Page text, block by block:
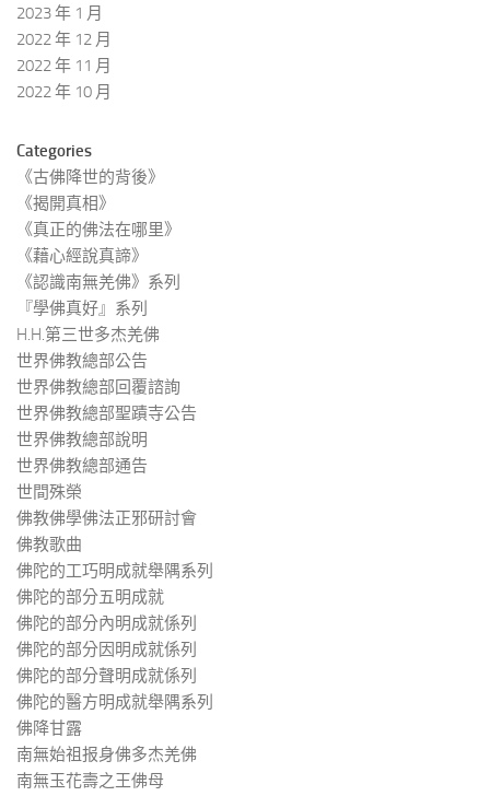
2023 年 1 月
2022 年 12 月
2022 年 11 月
2022 年 10 月
Categories
《古佛降世的背後》
《揭開真相》
《真正的佛法在哪里》
《藉心經說真諦》
《認識南無羌佛》系列
『學佛真好』系列
H.H.第三世多杰羌佛
世界佛教總部公告
世界佛教總部回覆諮詢
世界佛教總部聖蹟寺公告
世界佛教總部說明
世界佛教總部通告
世間殊榮
佛教佛學佛法正邪研討會
佛教歌曲
佛陀的工巧明成就舉隅系列
佛陀的部分五明成就
佛陀的部分內明成就係列
佛陀的部分因明成就係列
佛陀的部分聲明成就係列
佛陀的醫方明成就舉隅系列
佛降甘露
南無始祖报身佛多杰羌佛
南無玉花壽之王佛母